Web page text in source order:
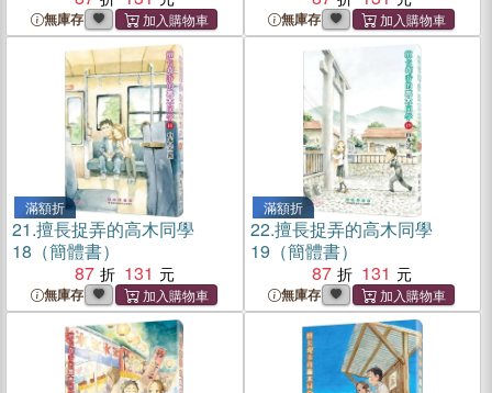
無庫存 無庫存
滿額折
21.擅長捉弄的高木同學
18（簡體書）
87
131
無庫存
滿額折
22.擅長捉弄的高木同學
19（簡體書）
87
131
無庫存